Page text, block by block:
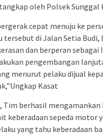
oleh Polsek Sunggal
cepat menuju ke
tersebut di Jalan Setia
dan berperan
pengembangan
menurut pelaku dijual
Kasat
Tim berhasil mengamankan
keberadaan sepeda motor
yang tahu keberadaan